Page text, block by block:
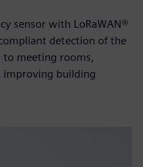
sensor with LoRaWAN®
detection of the
to meeting rooms,
improving building